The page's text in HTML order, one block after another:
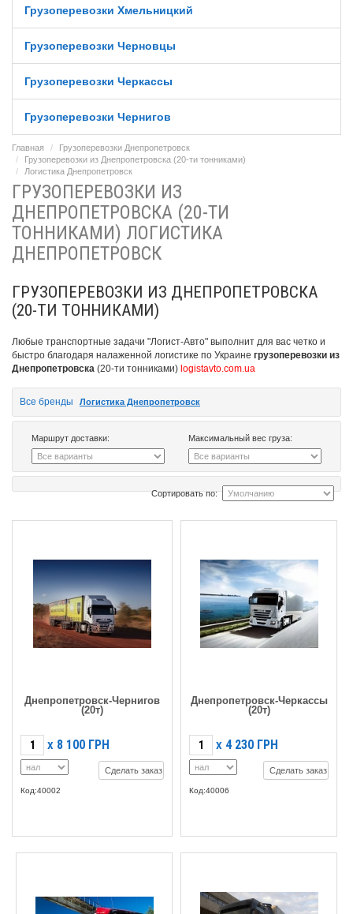
Грузоперевозки Хмельницкий
Грузоперевозки Черновцы
Грузоперевозки Черкассы
Грузоперевозки Чернигов
Главная
Грузоперевозки Днепропетровск
Грузоперевозки из Днепропетровска (20-ти тонниками)
Логистика Днепропетровск
ГРУЗОПЕРЕВОЗКИ ИЗ
ДНЕПРОПЕТРОВСКА (20-ТИ
ТОННИКАМИ) ЛОГИСТИКА
ДНЕПРОПЕТРОВСК
ГРУЗОПЕРЕВОЗКИ ИЗ ДНЕПРОПЕТРОВСКА
(20-ТИ ТОННИКАМИ)
Любые транспортные задачи "Логист-Авто" выполнит для вас четко и
быстро благодаря налаженной логистике по Украине грузоперевозки из
Днепропетровска (20-ти тонниками) logistavto.com.ua
Все бренды Логистика Днепропетровск
Маршрут доставки: Максимальный вес груза:
Сортировать по:
Днепропетровск-Чернигов
(20т)
X 8 100 ГРН
Сделать заказ
Код:40002
Днепропетровск-Черкассы
(20т)
X 4 230 ГРН
Сделать заказ
Код:40006